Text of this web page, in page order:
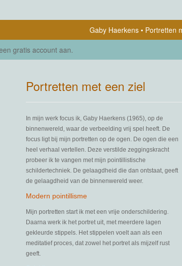
Gaby Haerkens
Portretten
gratis account aan.
Portretten met een ziel
In mijn werk focus ik, Gaby Haerkens (1965), op de
binnenwereld, waar de verbeelding vrij spel heeft. De
focus ligt bij mijn portretten op de ogen. De ogen die een
heel verhaal vertellen. Deze verstilde zeggingskracht
probeer ik te vangen met mijn pointillistische
schildertechniek. De gelaagdheid die dan ontstaat, geeft
de gelaagdheid van de binnenwereld weer.
Modern pointillisme
Mijn portretten start ik met een vrije onderschildering.
Daarna werk ik het portret uit, met meerdere lagen
gekleurde stippels. Het stippelen voelt aan als een
meditatief proces, dat zowel het portret als mijzelf rust
geeft.